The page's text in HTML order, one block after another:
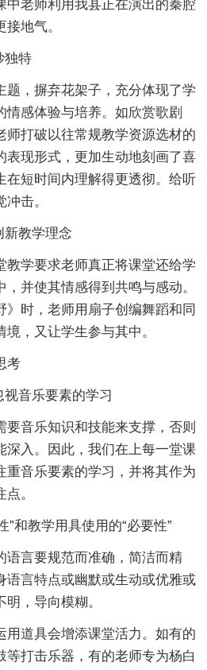
中老师利用我县正在演出的秦腔
地气。
独特
题，摒弃花架子，充分体现了学
感体验与培养。如欣赏歌剧
师打破以往常规教学资源选材的
表现形式，更加生动地刻画了喜
在短时间内理解得更透彻。给听
击。
新教学理念
教学要求老师真正将课堂还给学
并使其情感得到共鸣与感动。
》时，老师用扇子创编舞蹈和同
，又让学生参与其中。
考
音乐要素的学习
要音乐知识和技能来支撑，否则
深入。因此，我们在上每一堂课
重音乐要素的学习，并将其作为
。
”和教学用具使用的“必要性”
语言要规范而准确，简洁而精
语言特点或幽默或生动或优雅或
，导向模糊。
用道具会增添课堂活力。如有的
等打击乐器，有的老师专为杨白